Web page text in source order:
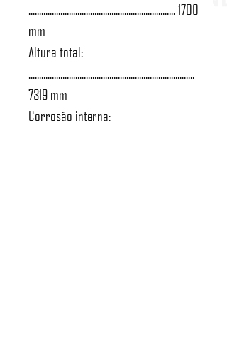
..................................................................... 1700
mm
Altura total:
..............................................................................
7319 mm
Corrosão interna: